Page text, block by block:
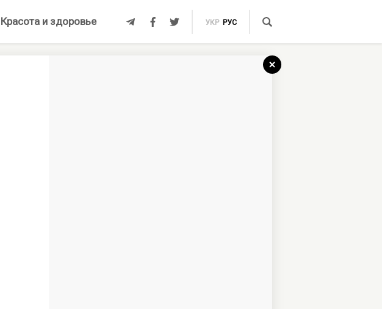
Красота и здоровье УКР РУС